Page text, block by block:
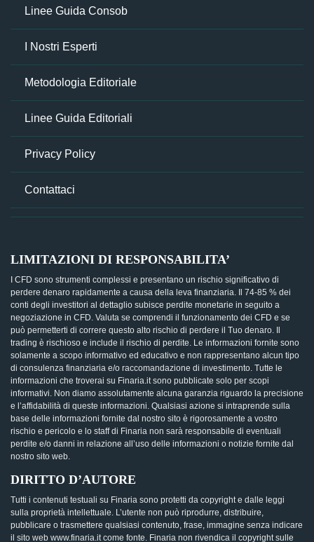
Linee Guida Consob
I Nostri Esperti
Metodologia Editoriale
Linee Guida Editoriali
Privacy Policy
Contattaci
LIMITAZIONI DI RESPONSABILITA’
I CFD sono strumenti complessi e presentano un rischio significativo di
perdere denaro rapidamente a causa della leva finanziaria. Il 74-85 % dei
conti degli investitori al dettaglio subisce perdite monetarie in seguito a
negoziazione in CFD. Valuta se comprendi il funzionamento dei CFD e se
può permetterti di correre questo alto rischio di perdere il Tuo denaro. Il
trading è rischioso e include il rischio di perdite. Le informazioni fornite sono
solamente a scopo informativo ed educativo e non rappresentano alcun tipo
di consulenza finanziaria e/o raccomandazione di investimento. Tutte le
informazioni che troverai su Finaria.it sono pubblicate solo per scopi
informativi. Non diamo assolutamente alcuna garanzia riguardo la precisione
e l’affidabilità di queste informazioni. Qualsiasi azione si intraprende sulla
base delle informazioni fornite dal nostro sito è rigorosamente a vostro
rischio e pericolo e lo staff di Finaria non sarà responsabile di eventuali
perdite e/o danni in relazione all’uso delle informazioni o notizie fornite dal
nostro sito web.
DIRITTO D’AUTORE
Tutti i contenuti testuali su Finaria sono protetti da copyright e dalle leggi
sulla proprietà intellettuale. L’utente non può riprodurre, distribuire,
pubblicare o trasmettere qualsiasi contenuto, frase, immagine senza indicare
il sito web www.finaria.it come fonte. Finaria non rivendica il copyright sulle